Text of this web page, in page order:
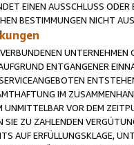
EINEN AUSSCHLUSS
BESTIMMUNGEN NICHT
ENTGANGENER
IM
VOR DEM
SIE ZU ZAHLENDEN
AUF ERFÜLLUNGSKLAGE,